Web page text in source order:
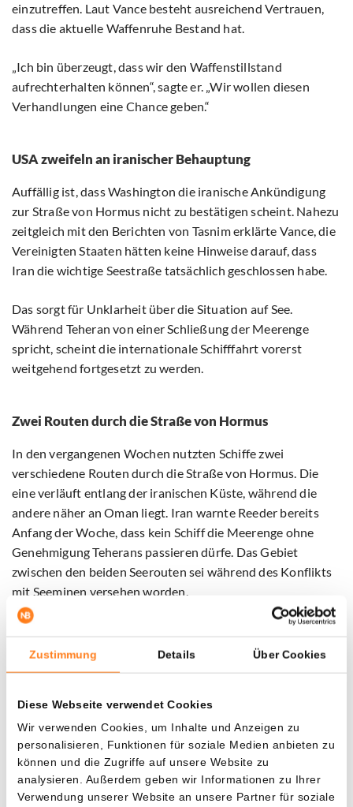
Zustimmung Details Über Cookies
Diese Webseite verwendet Cookies
Wir verwenden Cookies, um Inhalte und Anzeigen zu
personalisieren, Funktionen für soziale Medien anbieten zu
können und die Zugriffe auf unsere Website zu
analysieren. Außerdem geben wir Informationen zu Ihrer
Verwendung unserer Website an unsere Partner für soziale
einzutreffen. Laut Vance besteht ausreichend Vertrauen,
dass die aktuelle Waffenruhe Bestand hat.
„Ich bin überzeugt, dass wir den Waffenstillstand
aufrechterhalten können“, sagte er. „Wir wollen diesen
Verhandlungen eine Chance geben.“
USA zweifeln an iranischer Behauptung
Auffällig ist, dass Washington die iranische Ankündigung
zur Straße von Hormus nicht zu bestätigen scheint. Nahezu
zeitgleich mit den Berichten von Tasnim erklärte Vance, die
Vereinigten Staaten hätten keine Hinweise darauf, dass
Iran die wichtige Seestraße tatsächlich geschlossen habe.
Das sorgt für Unklarheit über die Situation auf See.
Während Teheran von einer Schließung der Meerenge
spricht, scheint die internationale Schifffahrt vorerst
weitgehend fortgesetzt zu werden.
Zwei Routen durch die Straße von Hormus
In den vergangenen Wochen nutzten Schiffe zwei
verschiedene Routen durch die Straße von Hormus. Die
eine verläuft entlang der iranischen Küste, während die
andere näher an Oman liegt. Iran warnte Reeder bereits
Anfang der Woche, dass kein Schiff die Meerenge ohne
Genehmigung Teherans passieren dürfe. Das Gebiet
zwischen den beiden Seerouten sei während des Konflikts
mit Seeminen versehen worden.
Waffenstillstand zwischen Iran und den Vereinigten
Staaten ihren Betrieb fort. Über die südliche Route entlang
Viele Schiffe taten dies nachts und mit ausgeschalteten
Ortungssystemen, sodass ihre Bewegungen kaum sichtbar
waren. Auch in den vergangenen Tagen, einschließlich
Samstag, schien der Verkehr weiterhin beide Routen zu
nutzen.